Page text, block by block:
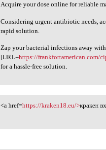
Acquire your dose online for reliable
Considering urgent antibiotic needs,
rapid solution.
Zap your bacterial infections away
[URL=https://frankfortamerican.com/
for a hassle-free solution.
<a href=https://kraken18.eu/
<a href=https://kraken18.eu/>кракен